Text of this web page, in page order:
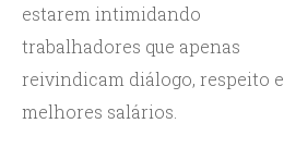
estarem intimidando
trabalhadores que apenas
reivindicam diálogo, respeito e
melhores salários.